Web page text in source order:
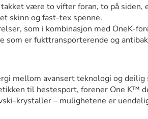
være to vifter foran, to på
skinn og fast-tex spenne.
som i kombinasjon med OneK-
som er fukttransporterende og
mellom avansert teknologi og
til hestesport, forener One K™
krystaller – mulighetene er